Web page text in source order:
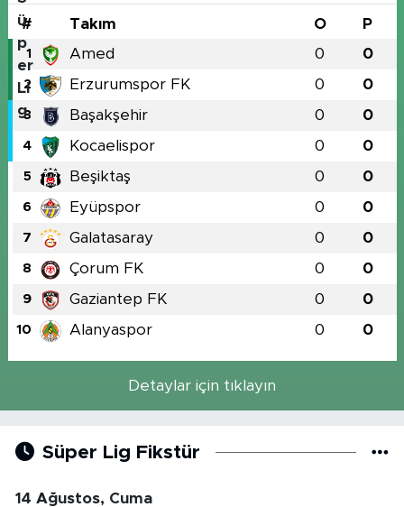
# Takım O P
1 Amed 0 0
2 Erzurumspor FK 0 0
3 Başakşehir 0 0
4 Kocaelispor 0 0
5 Beşiktaş 0 0
6 Eyüpspor 0 0
7 Galatasaray 0 0
8 Çorum FK 0 0
9 Gaziantep FK 0 0
10 Alanyaspor 0 0
Detaylar için tıklayın
Süper Lig Fikstür
14 Ağustos, Cuma